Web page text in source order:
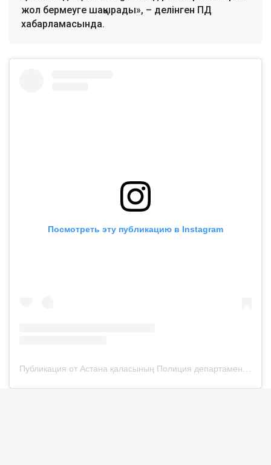
жол бермеуге шақырады», – делінген ПД
хабарламасында.
Посмотреть эту публикацию в Instagram